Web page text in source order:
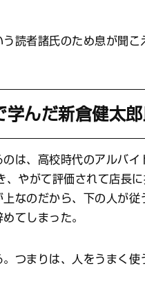
読者諸氏のため息が聞こ
学んだ新倉健太
は、高校時代のアルバイ
やがて評価されて店長
上なのだから、下の人が
てしまった。
つまりは、人をうまく使